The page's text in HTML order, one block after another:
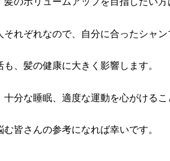
れぞれなので、自分に合ったシャン
、髪の健康に大きく影響します。
分な睡眠、適度な運動を心がけるこ
皆さんの参考になれば幸いです。